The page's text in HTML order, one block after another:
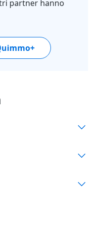
partner hanno